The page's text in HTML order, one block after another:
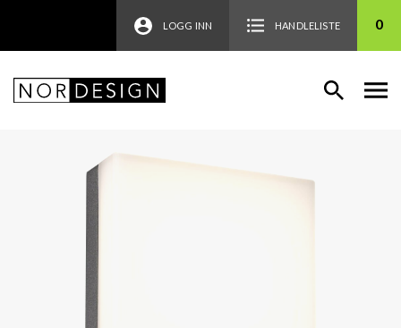
LOGG INN HANDLELISTE 0